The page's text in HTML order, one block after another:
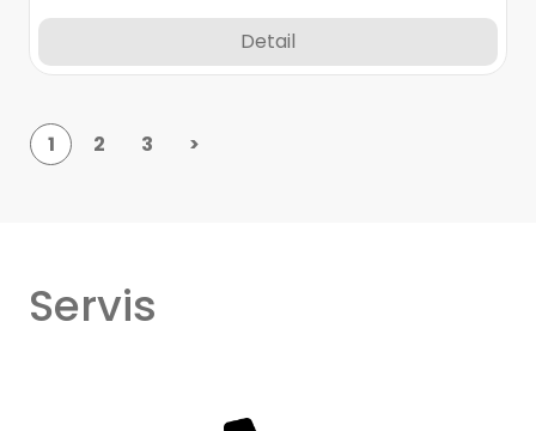
Detail
1 2 3 >
Servis